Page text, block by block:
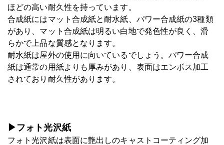
ほどの高い耐久性を持っています。
合成紙にはマット合成紙と耐水紙、パワー合成紙の3種類
があり、マット合成紙は明るい白地で発色性が良く、滑
らかで上品な質感となります。
耐水紙は屋外の使用に向いているでしょう。パワー合成
紙は通常の用紙よりも厚みがあり、表面はエンボス加工
されており耐久性があります。
▶フォト光沢紙
フォト光沢紙は表面に艶出しのキャストコーティング加